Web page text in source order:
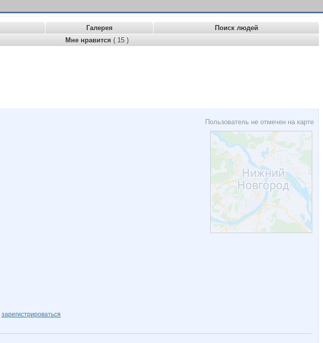
Галерея
Поиск людей
Мне нравится ( 15 )
Пользователь не отмечен на карте
зарегистрироваться